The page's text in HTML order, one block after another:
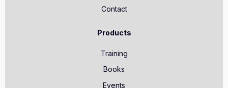
Contact
Products
Training
Books
Events